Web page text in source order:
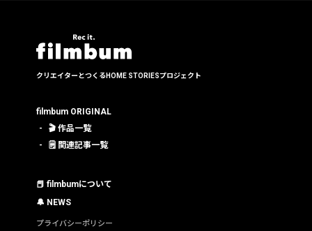
クリエイターとつくる HOME STORIESプロジェクト
filmbum ORIGINAL
🎬 作品一覧
🗒 関連記事一覧
📕 filmbumについて
🔔 NEWS
プライバシーポリシー